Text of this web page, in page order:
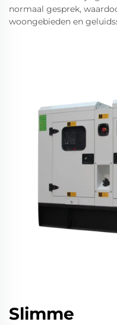
normaal gesprek,
woongebieden en
Slimme